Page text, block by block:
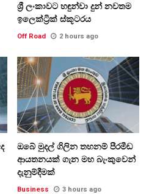
ශ්‍රී ලංකාවට හඳුන්වා දුන් නවතම
ඉලෙක්ට්‍රික් ස්කූටරය
Off Road 2 hours ago
ඔබේ මුදල් ගිලින තහනම් පීරමීඩ
ආයතනයක් ගැන මහ බැංකුවෙන්
දැනුම්දීමක්
Business 3 hours ago